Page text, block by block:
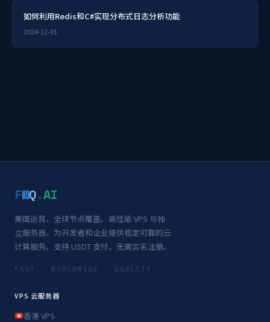
如何利用Redis和C#实现分布式日志分析功能
2024-12-01
FWQ.AI
美国运营，全球节点覆盖。高性能 VPS 与独
立服务器，为开发者和企业提供稳定可靠的云
计算服务。支持 USDT 支付，无需实名注册。
FAST · WORLDWIDE · QUALITY
VPS 云服务器
香港 VPS